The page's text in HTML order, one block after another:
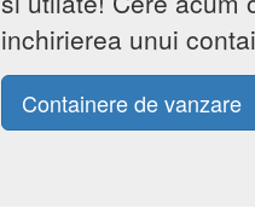
inchirierea unui
Containere de vanzare